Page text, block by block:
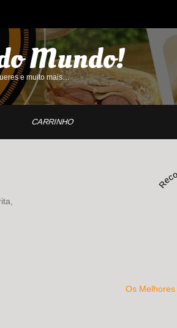
Mundo!
e muito mais…
CARRINHO
Os